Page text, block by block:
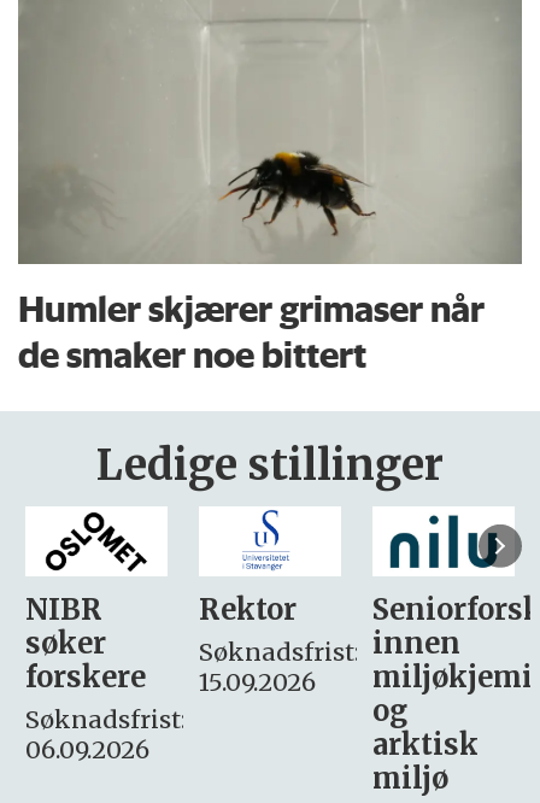
Humler skjærer grimaser når
de smaker noe bittert
Ledige stillinger
Rektor
Søknadsfrist:
15.09.2026
Seniorforsker
innen
miljøkjemi
søker
– fast
Søknadsfrist:
16. august.